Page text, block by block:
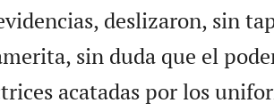
deslizaron, sin
sin duda que el
acatadas por los